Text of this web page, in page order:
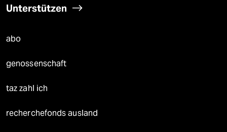
Unterstützen
abo
genossenschaft
taz zahl ich
recherchefonds ausland